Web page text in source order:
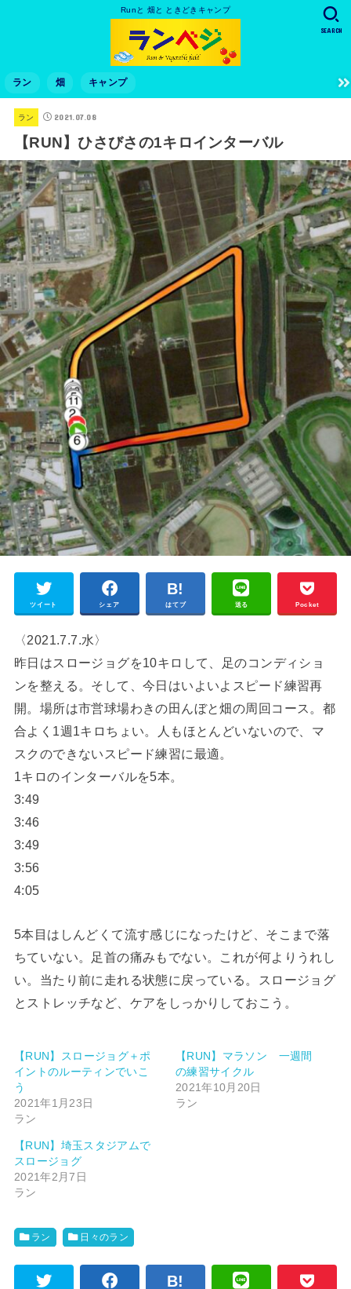
Runと 畑と ときどきキャンプ
ラン 畑 キャンプ
SEARCH
ラン 2021.07.08
【RUN】ひさびさの1キロインターバル
ツイート シェア はてブ 送る Pocket
〈2021.7.7.水〉
昨日はスロージョグを10キロして、足のコンディショ
ンを整える。そして、今日はいよいよスピード練習再
開。場所は市営球場わきの田んぼと畑の周回コース。都
合よく1週1キロちょい。人もほとんどいないので、マ
スクのできないスピード練習に最適。
1キロのインターバルを5本。
3:49
3:46
3:49
3:56
4:05
5本目はしんどくて流す感じになったけど、そこまで落
ちていない。足首の痛みもでない。これが何よりうれし
い。当たり前に走れる状態に戻っている。スロージョグ
とストレッチなど、ケアをしっかりしておこう。
【RUN】スロージョグ＋ポ
イントのルーティンでいこ
う
2021年1月23日
ラン
【RUN】マラソン 一週間
の練習サイクル
2021年10月20日
ラン
【RUN】埼玉スタジアムで
スロージョグ
2021年2月7日
ラン
ラン 日々のラン